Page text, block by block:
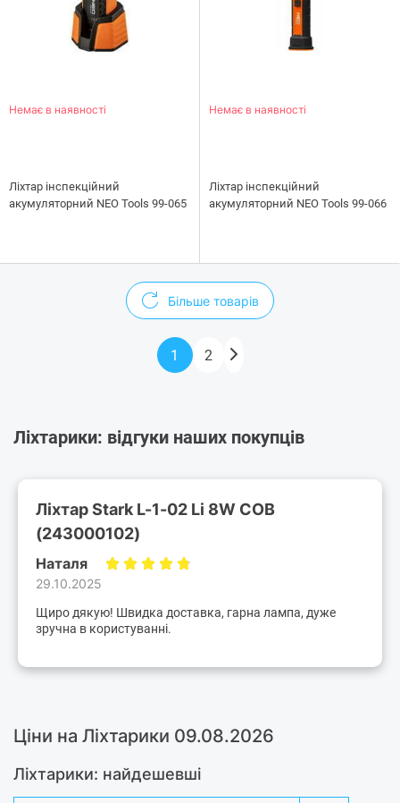
Немає в наявності
Ліхтар інспекційний
акумуляторний NEO Tools 99-065
Немає в наявності
Ліхтар інспекційний
акумуляторний NEO Tools 99-066
Більше товарів
1 2
Ліхтарики: відгуки наших покупців
Ліхтар Stark L-1-02 Li 8W COB
(243000102)
Наталя
29.10.2025
Щиро дякую! Швидка доставка, гарна лампа, дуже
зручна в користуванні.
Ціни на Ліхтарики 09.08.2026
Ліхтарики: найдешевші